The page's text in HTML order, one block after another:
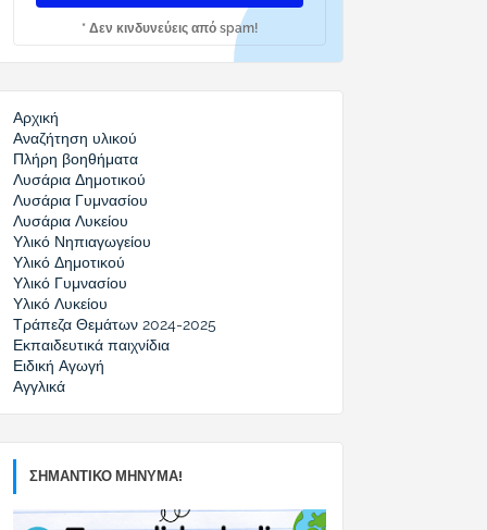
* Δεν κινδυνεύεις από spam!
Αρχική
Αναζήτηση υλικού
Πλήρη βοηθήματα
Λυσάρια Δημοτικού
Λυσάρια Γυμνασίου
Λυσάρια Λυκείου
Υλικό Νηπιαγωγείου
Υλικό Δημοτικού
Υλικό Γυμνασίου
Υλικό Λυκείου
Τράπεζα Θεμάτων 2024-2025
Εκπαιδευτικά παιχνίδια
Ειδική Αγωγή
Αγγλικά
ΣΗΜΑΝΤΙΚΟ ΜΗΝΥΜΑ!